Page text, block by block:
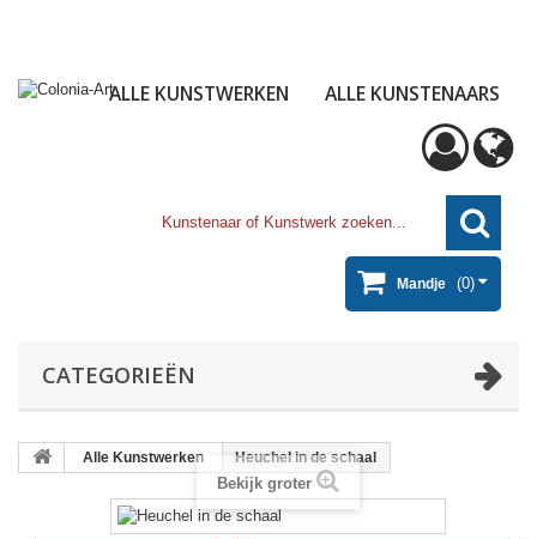
ALLE KUNSTWERKEN ALLE KUNSTENAARS
Mandje (0)
CATEGORIEËN
Alle Kunstwerken Heuchel in de schaal
Bekijk groter